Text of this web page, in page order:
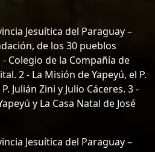
Jesuítica del Paraguay –
de los 30 pueblos
Colegio de la Compañía de
2 - La Misión de Yapeyú, el P.
Julián Zini y Julio Cáceres. 3 -
y La Casa Natal de José
Jesuítica del Paraguay –